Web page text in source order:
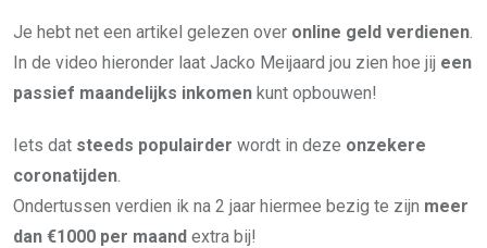
Je hebt net een artikel gelezen over online geld verdienen.
In de video hieronder laat Jacko Meijaard jou zien hoe jij een
passief maandelijks inkomen kunt opbouwen!
Iets dat steeds populairder wordt in deze onzekere
coronatijden.
Ondertussen verdien ik na 2 jaar hiermee bezig te zijn meer
dan €1000 per maand extra bij!